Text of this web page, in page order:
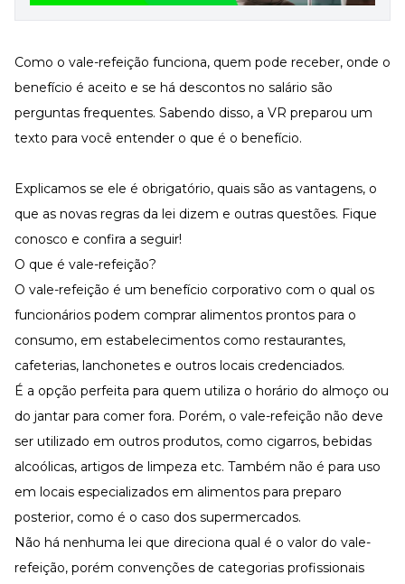
Para agilizar o seu trabalho
Infográfico
Conteúdo prático e rápido
Materiais centralizados
Lives
Como o vale-refeição funciona, quem pode receber, onde o
benefício é aceito e se há descontos no salário são
perguntas frequentes. Sabendo disso, a VR preparou um
texto para você entender o que é o benefício.
Explicamos se ele é obrigatório, quais são as vantagens, o
que as novas regras da lei dizem e outras questões. Fique
conosco e confira a seguir!
O que é vale-refeição?
O vale-refeição é um benefício corporativo com o qual os
funcionários podem comprar alimentos prontos para o
consumo, em estabelecimentos como restaurantes,
cafeterias, lanchonetes e outros locais credenciados.
É a opção perfeita para quem utiliza o horário do almoço ou
do jantar para comer fora. Porém, o vale-refeição não deve
ser utilizado em outros produtos, como cigarros, bebidas
alcoólicas, artigos de limpeza etc. Também não é para uso
em locais especializados em alimentos para preparo
posterior, como é o caso dos supermercados.
Não há nenhuma lei que direciona qual é o valor do vale-
refeição, porém convenções de categorias profissionais